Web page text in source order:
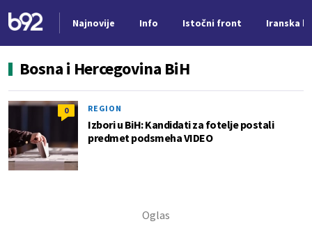
Najnovije Info Istočni front Iranska
Bosna i Hercegovina BiH
0 REGION
Izbori u BiH: Kandidati za fotelje postali
predmet podsmeha VIDEO